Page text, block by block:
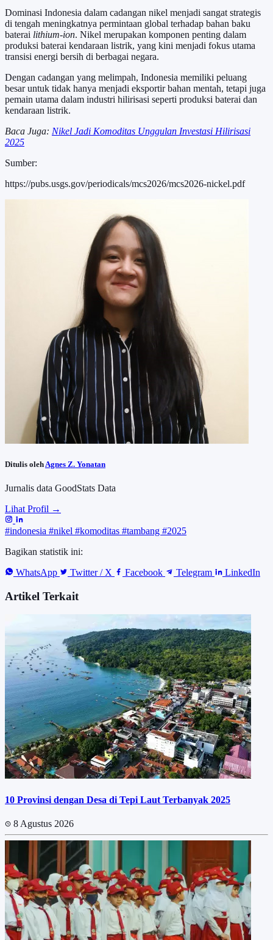
Dominasi Indonesia dalam cadangan nikel menjadi sangat strategis
di tengah meningkatnya permintaan global terhadap bahan baku
baterai lithium-ion. Nikel merupakan komponen penting dalam
produksi baterai kendaraan listrik, yang kini menjadi fokus utama
transisi energi bersih di berbagai negara.
Dengan cadangan yang melimpah, Indonesia memiliki peluang
besar untuk tidak hanya menjadi eksportir bahan mentah, tetapi juga
pemain utama dalam industri hilirisasi seperti produksi baterai dan
kendaraan listrik.
Baca Juga: Nikel Jadi Komoditas Unggulan Investasi Hilirisasi
2025
Sumber:
https://pubs.usgs.gov/periodicals/mcs2026/mcs2026-nickel.pdf
Ditulis oleh Agnes Z. Yonatan
Jurnalis data GoodStats Data
Lihat Profil →
#indonesia #nikel #komoditas #tambang #2025
Bagikan statistik ini:
WhatsApp
Twitter / X Facebook Telegram LinkedIn
Artikel Terkait
10 Provinsi dengan Desa di Tepi Laut Terbanyak 2025
8 Agustus 2026